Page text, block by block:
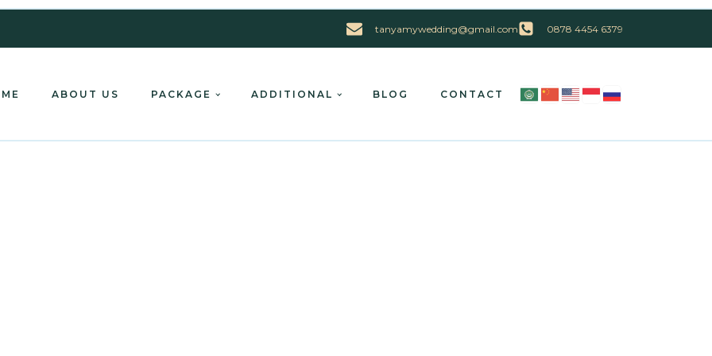
tanyamywedding@gmail.com 0878 4454 6379
ABOUT US PACKAGE ADDITIONAL BLOG CONTACT